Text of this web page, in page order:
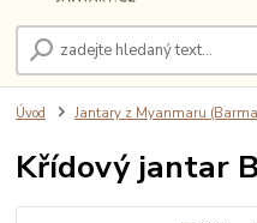
Úvod Jantary z Myanmaru
Křídový jantar